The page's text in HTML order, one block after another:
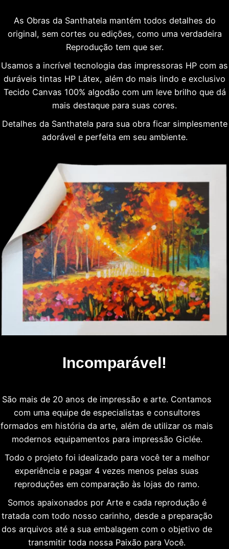
As Obras da Santhatela mantém todos detalhes do
original, sem cortes ou edições, como uma verdadeira
Reprodução tem que ser.
Usamos a incrível tecnologia das impressoras HP com as
duráveis tintas HP Látex, além do mais lindo e exclusivo
Tecido Canvas 100% algodão com um leve brilho que dá
mais destaque para suas cores.
Detalhes da Santhatela para sua obra ficar simplesmente
adorável e perfeita em seu ambiente.
Incomparável!
São mais de 20 anos de impressão e arte. Contamos
com uma equipe de especialistas e consultores
formados em história da arte, além de utilizar os mais
modernos equipamentos para impressão Giclée.
Todo o projeto foi idealizado para você ter a melhor
experiência e pagar 4 vezes menos pelas suas
reproduções em comparação às lojas do ramo.
Somos apaixonados por Arte e cada reprodução é
tratada com todo nosso carinho, desde a preparação
dos arquivos até a sua embalagem com o objetivo de
transmitir toda nossa Paixão para Você.